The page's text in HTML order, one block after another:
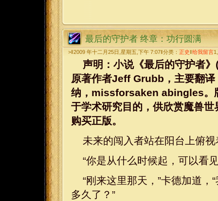
最后的守护者 终章：功行圆满
>‖2009 年十二月25日,星期五,下午 7:07‖分类： 正史 给我留言
声明：小说《最后的守护者
原著作者Jeff Grubb，主要翻
纳，missforsaken abingles。
于学术研究目的，供欣赏魔兽
购买正版。
未来的闯入者站在阳台上俯
“你是从什么时候起，可以看
“刚来这里那天，”卡德加道
多久了？”